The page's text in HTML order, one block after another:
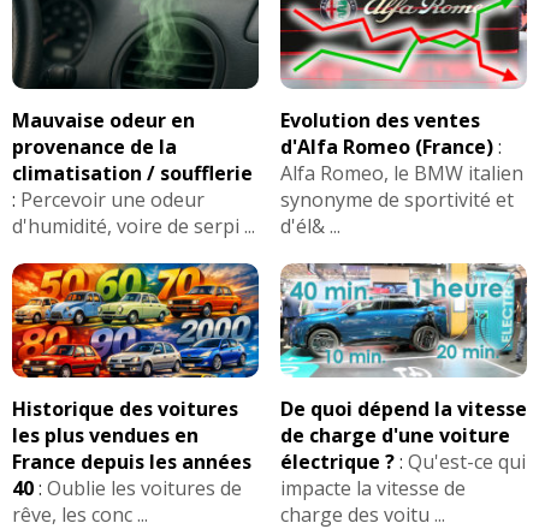
Mauvaise odeur en
provenance de la
climatisation / soufflerie
: Percevoir une odeur
d'humidité, voire de serpi ...
Evolution des ventes
d'Alfa Romeo (France):
Alfa Romeo, le BMW italien
synonyme de sportivité et
d'él& ...
Historique des voitures
les plus vendues en
France depuis les années
40: Oublie les voitures de
rêve, les conc ...
De quoi dépend la vitesse
de charge d'une voiture
électrique ?: Qu'est-ce qui
impacte la vitesse de
charge des voitu ...